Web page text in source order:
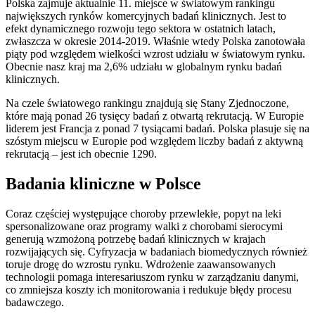
Polska zajmuje aktualnie 11. miejsce w światowym rankingu
największych rynków komercyjnych badań klinicznych. Jest to
efekt dynamicznego rozwoju tego sektora w ostatnich latach,
zwłaszcza w okresie 2014-2019. Właśnie wtedy Polska zanotowała
piąty pod względem wielkości wzrost udziału w światowym rynku.
Obecnie nasz kraj ma 2,6% udziału w globalnym rynku badań
klinicznych.
Na czele światowego rankingu znajdują się Stany Zjednoczone,
które mają ponad 26 tysięcy badań z otwartą rekrutacją. W Europie
liderem jest Francja z ponad 7 tysiącami badań. Polska plasuje się na
szóstym miejscu w Europie pod względem liczby badań z aktywną
rekrutacją – jest ich obecnie 1290.
Badania kliniczne w Polsce
Coraz częściej występujące choroby przewlekłe, popyt na leki
spersonalizowane oraz programy walki z chorobami sierocymi
generują wzmożoną potrzebę badań klinicznych w krajach
rozwijających się. Cyfryzacja w badaniach biomedycznych również
toruje drogę do wzrostu rynku. Wdrożenie zaawansowanych
technologii pomaga interesariuszom rynku w zarządzaniu danymi,
co zmniejsza koszty ich monitorowania i redukuje błędy procesu
badawczego.